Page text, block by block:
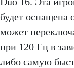
будет оснащена
может
при 120 Гц в
либо самую